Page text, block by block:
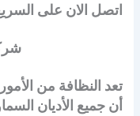
اتصل الان على
تعد النظافة من
أن جميع الأديان